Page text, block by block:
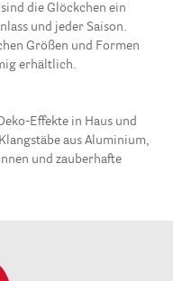
die Glöckchen ein
und jeder Saison.
Größen und Formen
erhältlich.
Effekte in Haus und
aus Aluminium,
und zauberhafte